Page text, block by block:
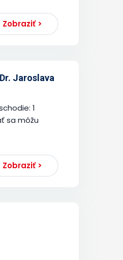
Zobraziť >
Jaroslava
1
sa môžu
Zobraziť >